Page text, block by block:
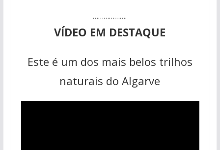
……………….
VÍDEO EM DESTAQUE
Este é um dos mais belos trilhos
naturais do Algarve